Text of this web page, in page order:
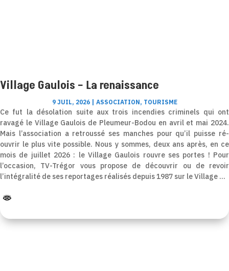
Village Gaulois – La renaissance
9 JUIL, 2026| ASSOCIATION, TOURISME
Ce fut la désolation suite aux trois incendies criminels qui ont
ravagé le Village Gaulois de Pleumeur-Bodou en avril et mai 2024.
Mais l’association a retroussé ses manches pour qu’il puisse ré-
ouvrir le plus vite possible. Nous y sommes, deux ans après, en ce
mois de juillet 2026 : le Village Gaulois rouvre ses portes ! Pour
l’occasion, TV-Trégor vous propose de découvrir ou de revoir
l’intégralité de ses reportages réalisés depuis 1987 sur le Village …